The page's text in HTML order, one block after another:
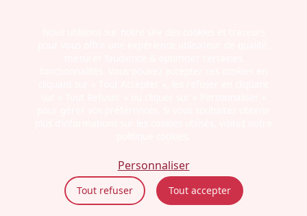
Politiques de confidentialité
Éthique et conformité
Tout accepter
Tout refuser
Personnaliser